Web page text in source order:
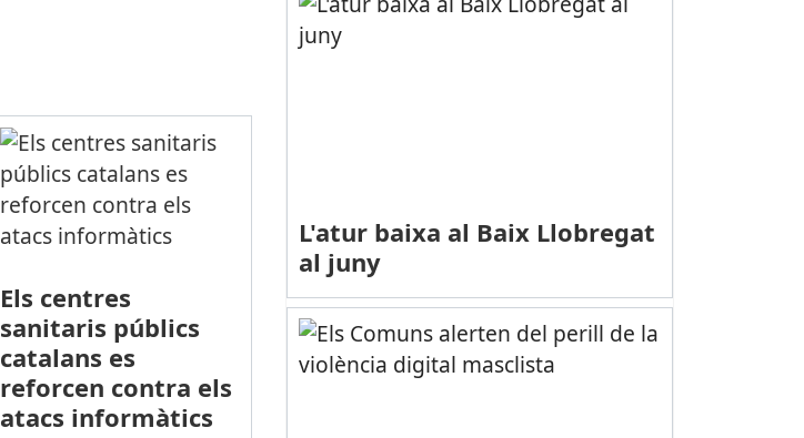
Els centres
sanitaris públics
catalans es
reforcen contra els
atacs informàtics
L'atur baixa al Baix Llobregat
al juny